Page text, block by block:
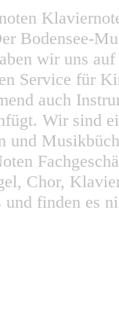
Bodensee-
wir uns
Service für
auch
Wir sind
und
Chor,
und finden es